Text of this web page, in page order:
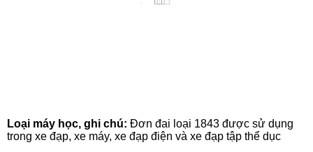
Loại máy học, ghi chú: Đơn đai loại 1843 được sử dụng
trong xe đạp, xe máy, xe đạp điện và xe đạp tập thể dục